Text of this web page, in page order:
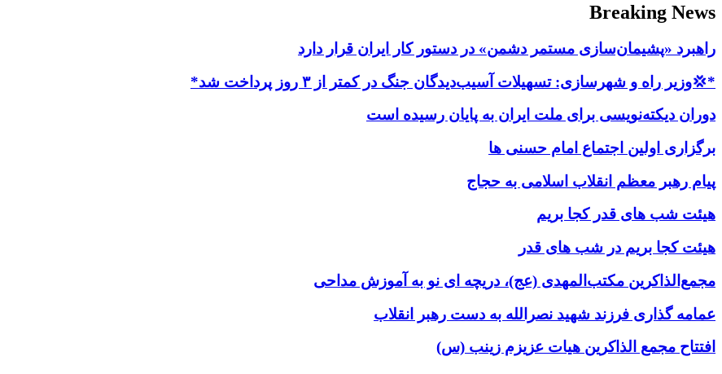
Breaking News
راهبرد «پشیمان‌سازی مستمر دشمن» در دستور کار ایران قرار دارد
*💢وزیر راه و شهرسازی: تسهیلات آسیب‌دیدگان جنگ در کمتر از ۳ روز پرداخت شد*
دوران دیکته‌نویسی برای ملت ایران به پایان رسیده است
برگزاری اولین اجتماع امام حسنی ها
پیام رهبر معظم انقلاب اسلامی به حجاج
هیئت شب های قدر کجا بریم
هیئت کجا بریم در شب های قدر
مجمع‌الذاکرین مکتب‌المهدی (عج)، دریچه ای نو به آموزش مداحی
عمامه گذاری فرزند شهید نصرالله به دست رهبر انقلاب
افتتاح مجمع الذاکرین هیات عزیزم زینب (س)